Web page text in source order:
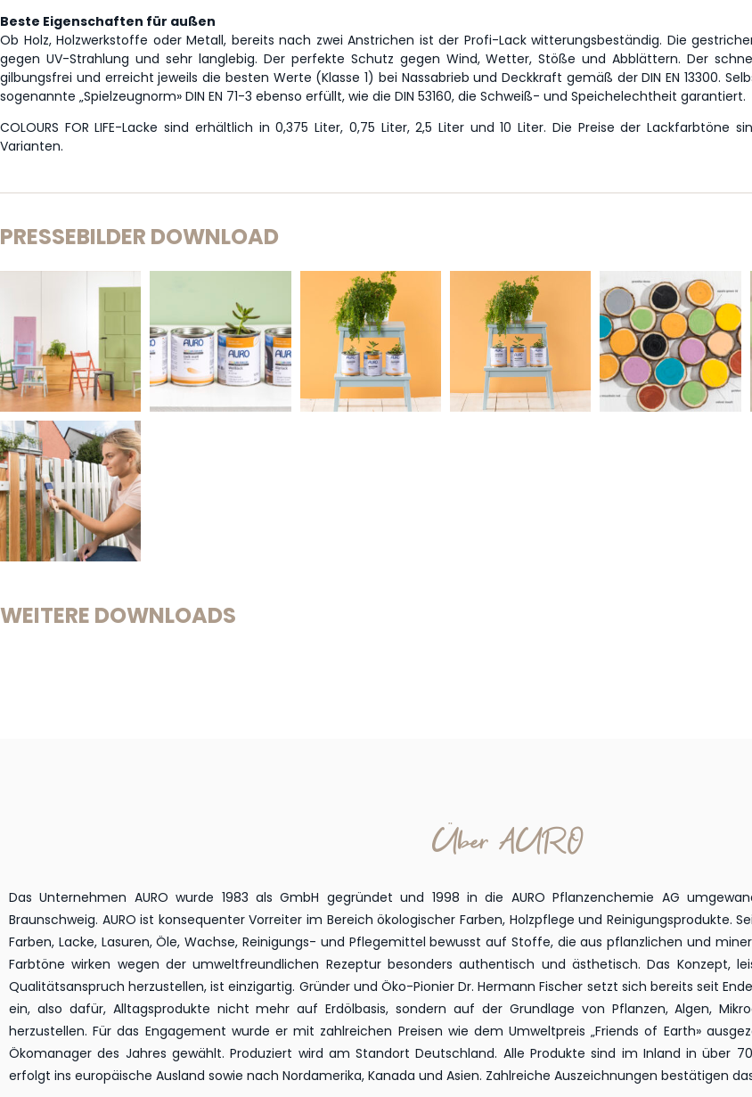
Beste Eigenschaften für außen
Ob Holz, Holzwerkstoffe oder Metall, bereits nach zwei Anstrichen ist der Profi-Lack witterungsbeständig. Die
gegen UV-Strahlung und sehr langlebig. Der perfekte Schutz gegen Wind, Wetter, Stöße und Abblättern. Der
gilbungsfrei und erreicht jeweils die besten Werte (Klasse 1) bei Nassabrieb und Deckkraft gemäß der DIN EN 13300.
sogenannte „Spielzeugnorm» DIN EN 71-3 ebenso erfüllt, wie die DIN 53160, die Schweiß- und Speichelechtheit garantiert.
COLOURS FOR LIFE-Lacke sind erhältlich in 0,375 Liter, 0,75 Liter, 2,5 Liter und 10 Liter. Die Preise der Lackfarbtöne
Varianten.
PRESSEBILDER DOWNLOAD
WEITERE DOWNLOADS
Über AURO
Das Unternehmen AURO wurde 1983 als GmbH gegründet und 1998 in die AURO Pflanzenchemie AG
Braunschweig. AURO ist konsequenter Vorreiter im Bereich ökologischer Farben, Holzpflege und Reinigungsprodukte.
Farben, Lacke, Lasuren, Öle, Wachse, Reinigungs- und Pflegemittel bewusst auf Stoffe, die aus pflanzlichen und
Farbtöne wirken wegen der umweltfreundlichen Rezeptur besonders authentisch und ästhetisch. Das Konzept,
Qualitätsanspruch herzustellen, ist einzigartig. Gründer und Öko-Pionier Dr. Hermann Fischer setzt sich bereits seit
ein, also dafür, Alltagsprodukte nicht mehr auf Erdölbasis, sondern auf der Grundlage von Pflanzen, Algen,
herzustellen. Für das Engagement wurde er mit zahlreichen Preisen wie dem Umweltpreis „Friends of Earth»
Ökomanager des Jahres gewählt. Produziert wird am Standort Deutschland. Alle Produkte sind im Inland in über
erfolgt ins europäische Ausland sowie nach Nordamerika, Kanada und Asien. Zahlreiche Auszeichnungen bestätigen